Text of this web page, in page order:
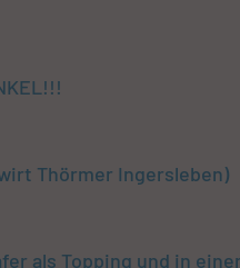
Thörmer Ingersleben)
als Topping und in